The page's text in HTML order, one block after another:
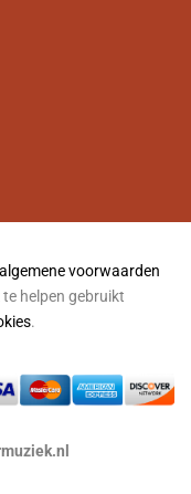
algemene voorwaarden
helpen gebruikt
.